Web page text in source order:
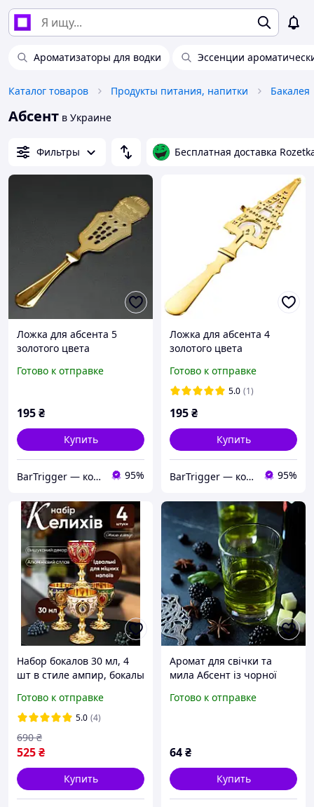
Ароматизаторы для водки Эссенции
Каталог товаров Продукты питания, напитки Бакалея
Абсент в Украине
Фильтры Бесплатная доставка
Ложка для абсента 5
золотого цвета
Готово к отправке
195₴
Купить
BarTrigger — комплексный поставщик товаров для баров, ресторанов, гостиниц и кафе в Украине 95%
Ложка для абсента 4
золотого цвета
Готово к отправке
5.0 (1)
195₴
Купить
BarTrigger — комплексный поставщик товаров для баров, ресторанов, гостиниц и кафе в Украине 95%
Набор бокалов 30 мл, 4
шт в стиле ампир, бокалы
рома или абсента
Готово к отправке
5.0 (4)
525₴
690 ₴
Купить
Аромат для свічки та
мила Абсент із чорної
(CandleScience Black
Готово к отправке
64₴
Купить